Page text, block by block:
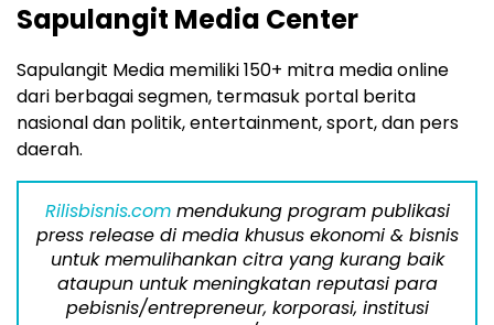
Sapulangit Media Center
Sapulangit Media memiliki 150+ mitra media online
dari berbagai segmen, termasuk portal berita
nasional dan politik, entertainment, sport, dan pers
daerah.
Rilisbisnis.commendukung program publikasi
press release di media khusus ekonomi & bisnis
untuk memulihankan citra yang kurang baik
ataupun untuk meningkatan reputasi para
pebisnis/entrepreneur, korporasi, institusi